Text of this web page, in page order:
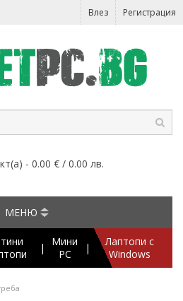
Влез Регистрация
- 0.00 € / 0.00 лв.
МЕНЮ
|
Мини
PC
|
Лаптопи с
Windows